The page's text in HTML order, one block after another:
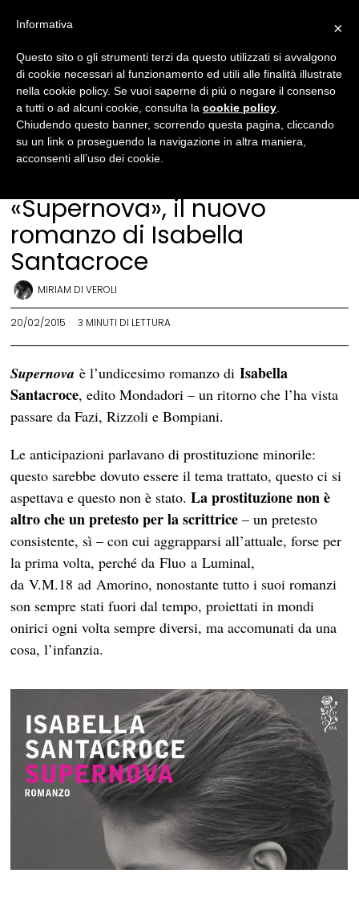
«Supernova», il nuovo
romanzo di Isabella
Santacroce
MIRIAM DI VEROLI
20/02/2015 3 MINUTI DI LETTURA
Supernova è l’undicesimo romanzo diIsabella
Santacroce, edito Mondadori – un ritorno che l’ha vista
passare da Fazi, Rizzoli e Bompiani.
Le anticipazioni parlavano di prostituzione minorile:
questo sarebbe dovuto essere il tema trattato, questo ci si
aspettava e questo non è stato.La prostituzione non è
altro che un pretesto per la scrittrice – un pretesto
consistente, sì – con cui aggrapparsi all’attuale, forse per
la prima volta, perché da Fluo a Luminal,
da V.M.18 ad Amorino, nonostante tutto i suoi romanzi
son sempre stati fuori dal tempo, proiettati in mondi
onirici ogni volta sempre diversi, ma accomunati da una
cosa, l’infanzia.
×
Informativa
Questo sito o gli strumenti terzi da questo utilizzati si avvalgono
di cookie necessari al funzionamento ed utili alle finalità illustrate
nella cookie policy. Se vuoi saperne di più o negare il consenso
a tutti o ad alcuni cookie, consulta la cookie policy
Chiudendo questo banner, scorrendo questa pagina, cliccando
su un link o proseguendo la navigazione in altra maniera,
acconsenti all’uso dei cookie.